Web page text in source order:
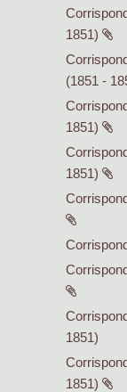
1851)
(1851 -
1851)
1851)
1851)
1851)